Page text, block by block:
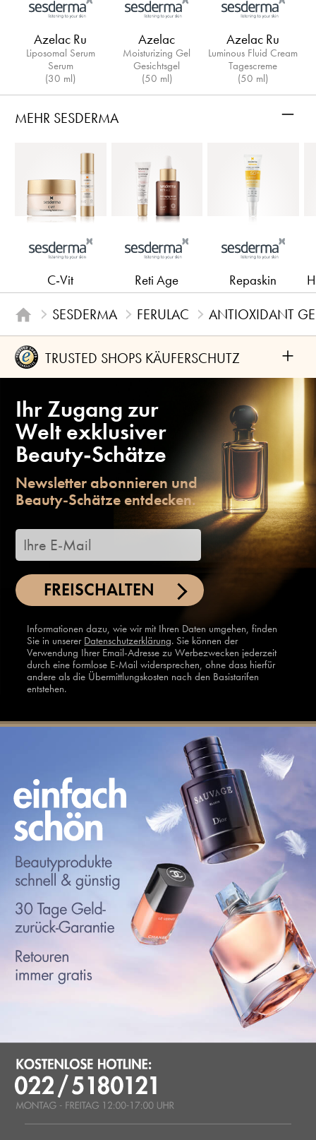
Azelac Ru
Liposomal Serum
Serum
(30 ml)
Azelac
Moisturizing Gel
Gesichtsgel
(50 ml)
Azelac Ru
Luminous Fluid Cream
Tagescreme
(50 ml)
MEHR SESDERMA –
C-Vit Reti Age Repaskin
SESDERMA FERULAC ANTIOXIDANT
TRUSTED SHOPS KÄUFERSCHUTZ +
Ihr Zugang zur
Welt exklusiver
Beauty-Schätze
Newsletter abonnieren und
Beauty-Schätze entdecken.
FREISCHALTEN
Informationen dazu, wie wir mit Ihren Daten umgehen, finden
Sie in unserer Datenschutzerklärung. Sie können der
Verwendung Ihrer Email-Adresse zu Werbezwecken jederzeit
durch eine formlose E-Mail widersprechen, ohne dass hierfür
andere als die Übermittlungskosten nach den Basistarifen
entstehen.